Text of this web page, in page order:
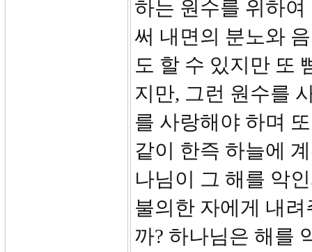
하는 원수를 위하
써 내면의 분노와
도 할 수 있지만 또
지만, 그런 원수를
를 사랑해야 하며
같이 한즉 하늘에
나님이 그 해를 악
불의한 자에게 내
까? 하나님은 해를